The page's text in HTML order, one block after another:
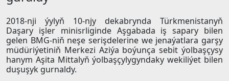
2018-nji ýylyň 10-njy dekabrynda Türkmenistanyň
Daşary işler minisrliginde Aşgabada iş sapary bilen
gelen BMG-niň neşe serişdelerine we jenaýatlara garşy
müdüriýetiniň Merkezi Aziýa boýunça sebit ýolbaşçysy
hanym Aşita Mittalyň ýolbaşçylygyndaky wekiliýet bilen
duşuşyk gurnaldy.